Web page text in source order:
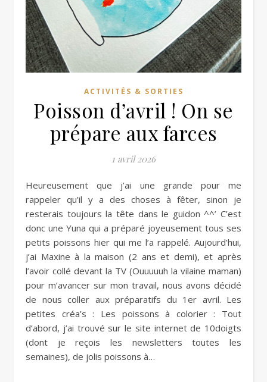
ACTIVITÉS & SORTIES
Poisson d’avril ! On se
prépare aux farces
1 avril 2026
Heureusement que j’ai une grande pour me
rappeler qu’il y a des choses à fêter, sinon je
resterais toujours la tête dans le guidon ^^’ C’est
donc une Yuna qui a préparé joyeusement tous ses
petits poissons hier qui me l’a rappelé. Aujourd’hui,
j’ai Maxine à la maison (2 ans et demi), et après
l’avoir collé devant la TV (Ouuuuuh la vilaine maman)
pour m’avancer sur mon travail, nous avons décidé
de nous coller aux préparatifs du 1er avril. Les
petites créa’s : Les poissons à colorier : Tout
d’abord, j’ai trouvé sur le site internet de 10doigts
(dont je reçois les newsletters toutes les
semaines), de jolis poissons à…